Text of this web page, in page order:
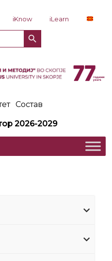
iKnow
iLearn
Копче за пребарување
Состав
2026-2029